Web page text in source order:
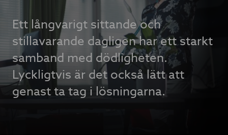
Ett långvarigt sittande och
stillavarande dagligen har ett starkt
samband med dödligheten.
Lyckligtvis är det också lätt att
genast ta tag i lösningarna.